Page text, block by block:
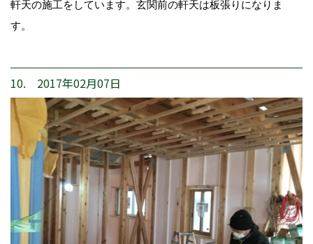
軒天の施工をしています。玄関前の軒天は板張りになりま
す。
10. 2017年02月07日